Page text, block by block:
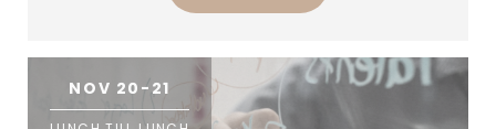
NOV 20-21